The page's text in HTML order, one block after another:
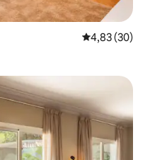
Gemiddelde
4,83 (30)